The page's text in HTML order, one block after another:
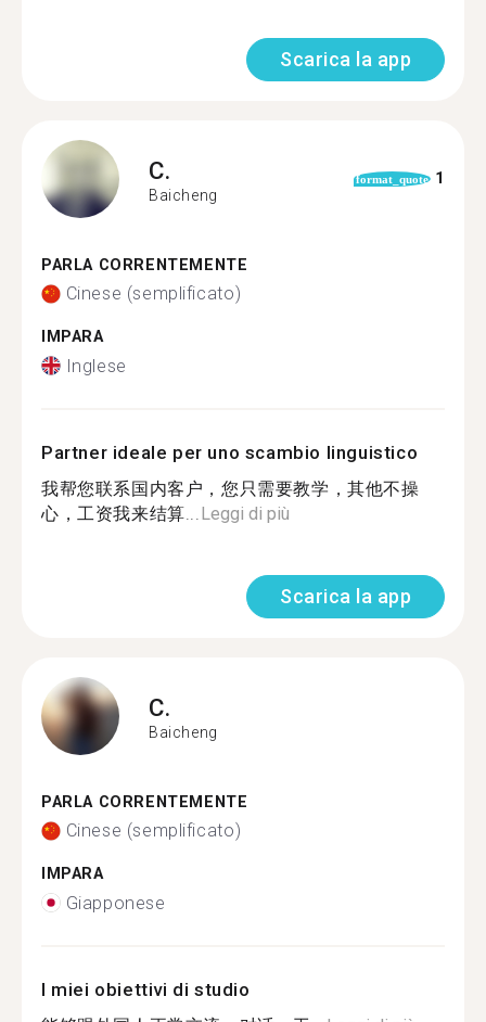
Scarica la app
C.
Baicheng
format_quote 1
PARLA CORRENTEMENTE
Cinese (semplificato)
IMPARA
Inglese
Partner ideale per uno scambio linguistico
我帮您联系国内客户，您只需要教学，其他不操
心，工资我来结算... Leggi di più
Scarica la app
C.
Baicheng
PARLA CORRENTEMENTE
Cinese (semplificato)
IMPARA
Giapponese
I miei obiettivi di studio